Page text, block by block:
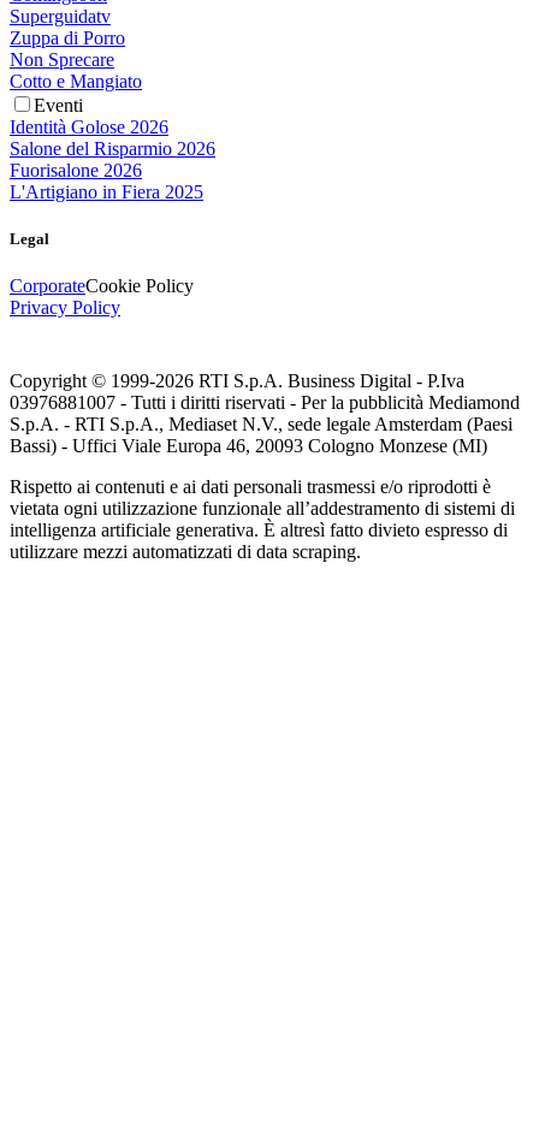
Superguidatv
Zuppa di Porro
Non Sprecare
Cotto e Mangiato
Eventi
Identità Golose 2026
Salone del Risparmio 2026
Fuorisalone 2026
L'Artigiano in Fiera 2025
Legal
CorporateCookie Policy
Privacy Policy
Copyright © 1999-2026 RTI S.p.A. Business Digital - P.Iva
03976881007 - Tutti i diritti riservati - Per la pubblicità Mediamond
S.p.A. - RTI S.p.A., Mediaset N.V., sede legale Amsterdam (Paesi
Bassi) - Uffici Viale Europa 46, 20093 Cologno Monzese (MI)
Rispetto ai contenuti e ai dati personali trasmessi e/o riprodotti è
vietata ogni utilizzazione funzionale all’addestramento di sistemi di
intelligenza artificiale generativa. È altresì fatto divieto espresso di
utilizzare mezzi automatizzati di data scraping.